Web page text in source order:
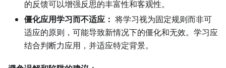
的反馈可以增强反思的丰富性和客观性。
僵化应用学习而不适应： 将学习视为固定规则而非可
适应的原则，可能导致新情况下的僵化和无效。学习应
结合判断力应用，并适应特定背景。